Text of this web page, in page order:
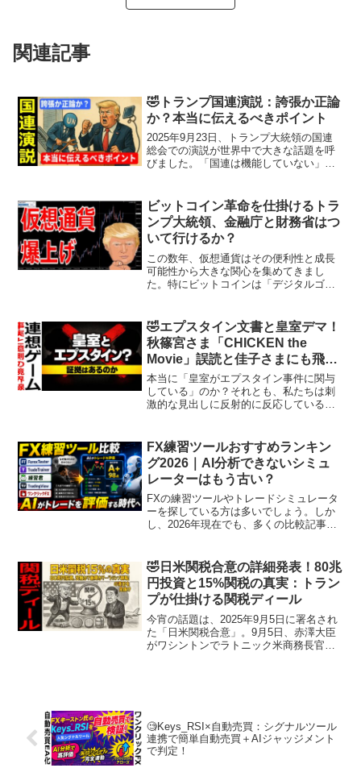
関連記事
🤣トランプ国連演説：誇張か正論
か？本当に伝えるべきポイント
2025年9月23日、トランプ大統領の国連
総会での演説が世界中で大きな話題を呼
びました。「国連は機能していない」
混じるような反応。SNSでも「真実の爆
弾だ」と喝采する声...
ビットコイン革命を仕掛けるトラ
ンプ大統領、金融庁と財務省はつ
いて行けるか？
この数年、仮想通貨はその便利性と成長
可能性から大きな関心を集めてきまし
た。特にビットコインは「デジタルゴー
す。しかし、その一方で、レギュレーシ
ョン問題や市場の成熟性とい...
🤣エプスタイン文書と皇室デマ！
秋篠宮さま「CHICKEN the
Movie」誤読と佳子さまにも飛び
火した笹川氏との関係
本当に「皇室がエプスタイン事件に関与
している」のか？それとも、私たちは刺
激的な見出しに反射的に反応しているだ
勢いのまま共有してしまう前に、立ち止
まるべきではないでしょう...
FX練習ツールおすすめランキン
グ2026｜AI分析できないシミュ
レーターはもう古い？
FXの練習ツールやトレードシミュレータ
ーを探している方は多いでしょう。しか
し、2026年現在でも、多くの比較記事
た、数年前から変わらない基準で比較さ
れています。確...
🤣日米関税合意の詳細発表！80兆
円投資と15%関税の真実：トラン
プが仕掛ける関税ディール
今宵の話題は、2025年9月5日に署名され
た「日米関税合意」。9月5日、赤澤大臣
がワシントンでラトニック米商務長官と
🧐Keys_RSI×自動売買：シグナルツール
連携で簡単自動売買＋AIジャッジメント
で判定！